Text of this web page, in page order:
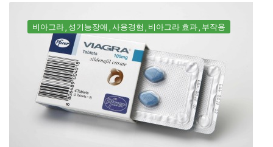
비아그라 성기능장애 사용경험 비아그라 효과 부작용